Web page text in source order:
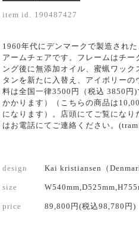
item id. 190487427
1960年代にデンマークで製造され
アームチェアです。フレームはチ
ング後に無添加オイル、蜜蝋ワッ
タンを新たに入替え、アイボリー
料は全国一律3500円（税込 3850円
かかります）（こちらの商品は
になります）。店頭にてご覧になり
はお電話にてご連絡ください。
design Kai kristiansen（
size
price 89,800円(税込98,780円)